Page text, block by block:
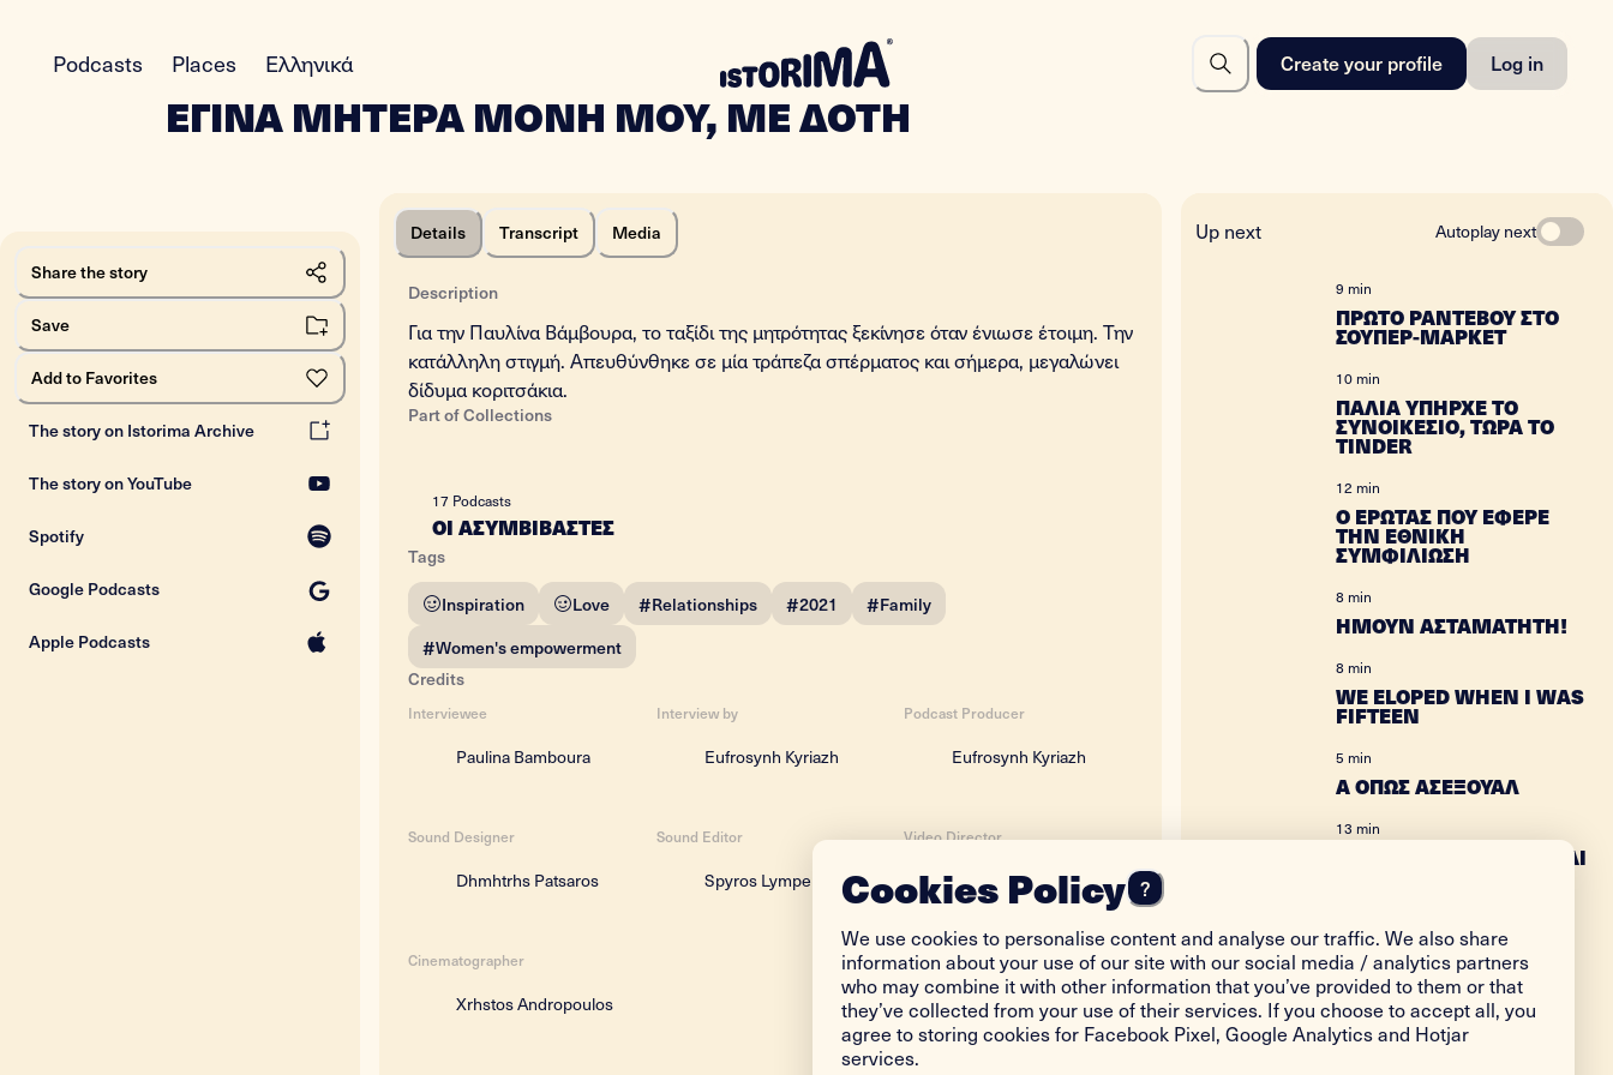
Podcasts Places Ελληνικά Create your profile Log in
ΕΓΙΝΑ ΜΗΤΕΡΑ ΜΟΝΗ ΜΟΥ, ΜΕ ΔΟΤΗ
Share the story
Save
Add to Favorites
The story on Istorima Archive
The story on YouTube
Spotify
Google Podcasts
Apple Podcasts
Details Transcript Media
Description
Για την Παυλίνα Βάμβουρα, το ταξίδι της μητρότητας ξεκίνησε όταν ένιωσε έτοιμη. Την
κατάλληλη στιγμή. Απευθύνθηκε σε μία τράπεζα σπέρματος και σήμερα, μεγαλώνει
δίδυμα κοριτσάκια.
Part of Collections
17 Podcasts
ΟΙ ΑΣΥΜΒΙΒΑΣΤΕΣ
Tags
Inspiration Love #Relationships #2021 #Family
#Women's empowerment
Credits
Interviewee
Paulina Bamboura
Interview by
Eufrosynh Kyriazh
Podcast Producer
Eufrosynh Kyriazh
Sound Designer
Dhmhtrhs Patsaros
Sound Editor
Spyros Lymperopoulos
Video Director
Maria Ntrougia
Cinematographer
Xrhstos Andropoulos
Up next Autoplay next
9 min
ΠΡΩΤΟ ΡΑΝΤΕΒΟΥ ΣΤΟ
ΣΟΥΠΕΡ-ΜΑΡΚΕΤ
10 min
ΠΑΛΙΑ ΥΠΗΡΧΕ ΤΟ
ΣΥΝΟΙΚΕΣΙΟ, ΤΩΡΑ ΤΟ
TINDER
12 min
Ο ΕΡΩΤΑΣ ΠΟΥ ΕΦΕΡΕ
ΤΗΝ ΕΘΝΙΚΗ
ΣΥΜΦΙΛΙΩΣΗ
8 min
ΗΜΟΥΝ ΑΣΤΑΜΑΤΗΤΗ!
8 min
WE ELOPED WHEN I WAS
FIFTEEN
5 min
Α ΟΠΩΣ ΑΣΕΞΟΥΑΛ
13 min
ΜΙΑ ΜΕΡΑ ΞΥΠΝΗΣΑ ΚΑΙ
13 min
ΤΟ ΜΥΣΤΙΚΟ ΣΤΟ
ΚΛΕΙΔΩΜΕΝΟ ΣΥΡΤΑΡΙ
13 min
Cookies Policy ?
We use cookies to personalise content and analyse our traffic. We also share
information about your use of our site with our social media / analytics partners
who may combine it with other information that you’ve provided to them or that
they’ve collected from your use of their services. If you choose to accept all, you
agree to storing cookies for Facebook Pixel, Google Analytics and Hotjar
services.